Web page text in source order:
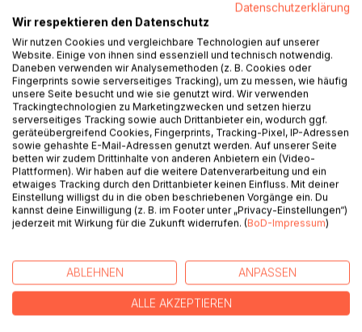
Der Begriff » Motiv « ist weit gefasst, um ein intensives
Durchdringen der Märchen zu erreichen. Zugrunde gelegt
sind bei den Zitaten aus den Märchen die Bücher Brüder
Grimm – Kinder und Hausmärchen, 2008, Frankfurt am
Main, Fischer Taschenbuch Verlag, sowie Grimms
Märchen, o.J., Eggolsheim, Dörfler-Verlag. Das letztere
Buch wurde insbesondere dann benutzt, wenn mundartlich
geprägte Märchen Gegenstand der Darstellung sind, da sie
hier moderat ins Hochdeutsche übertragen werden.
Das Auffinden bestimmter Motive als Wegmarken macht
den Leser / Zuhörer sensibel für die Märchenhandlung,
gerade in einer Zeit, in der das symbolische Denken noch
vorauszudenken – das Wiedererkennen der Motive ähnelt
einem Déjà-vu-Erlebnis – und Vergleiche zu anderen
Märchentexten herzustellen. So wird der
Datenschutzerklärung
Wir respektieren den Datenschutz
Wir nutzen Cookies und vergleichbare Technologien auf unserer
Website. Einige von ihnen sind essenziell und technisch notwendig.
Daneben verwenden wir Analysemethoden (z. B. Cookies oder
Fingerprints sowie serverseitiges Tracking), um zu messen, wie häufig
unsere Seite besucht und wie sie genutzt wird. Wir verwenden
Trackingtechnologien zu Marketingzwecken und setzen hierzu
serverseitiges Tracking sowie auch Drittanbieter ein, wodurch ggf.
geräteübergreifend Cookies, Fingerprints, Tracking-Pixel, IP-Adressen
sowie gehashte E-Mail-Adressen genutzt werden. Auf unserer Seite
betten wir zudem Drittinhalte von anderen Anbietern ein (Video-
Plattformen). Wir haben auf die weitere Datenverarbeitung und ein
etwaiges Tracking durch den Drittanbieter keinen Einfluss. Mit deiner
Einstellung willigst du in die oben beschriebenen Vorgänge ein. Du
kannst deine Einwilligung (z. B. im Footer unter „Privacy-Einstellungen“)
jederzeit mit Wirkung für die Zukunft widerrufen. (BoD-Impressum)
ABLEHNEN ANPASSEN
ALLE AKZEPTIEREN